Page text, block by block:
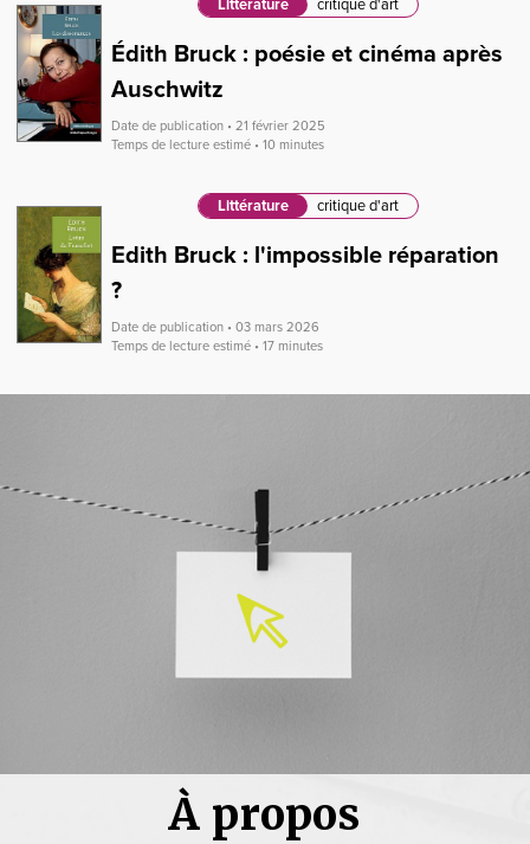
Littérature critique d'art
Édith Bruck : poésie et cinéma après
Auschwitz
Date de publication • 21 février 2025
Temps de lecture estimé • 10 minutes
Littérature critique d'art
Edith Bruck : l'impossible réparation
?
Date de publication • 03 mars 2026
Temps de lecture estimé • 17 minutes
À propos